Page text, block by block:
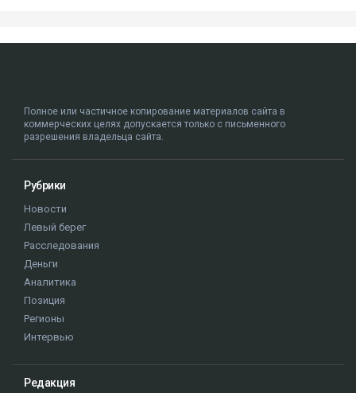
Полное или частичное копирование материалов сайта в
коммерческих целях допускается только с письменного
разрешения владельца сайта.
Рубрики
Новости
Левый берег
Расследования
Деньги
Аналитика
Позиция
Регионы
Интервью
Редакция